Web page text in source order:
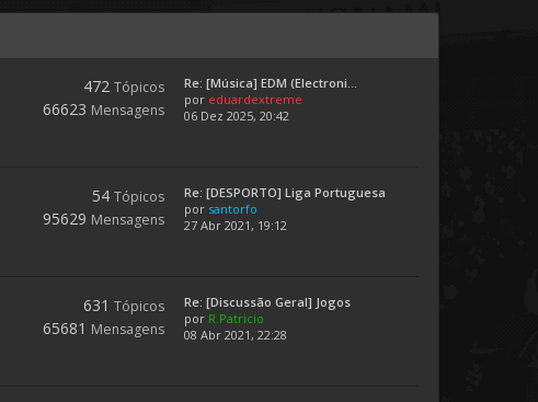
472 Tópicos
66623 Mensagens
Re: [Música] EDM (Electroni...
por eduardextreme
06 Dez 2025, 20:42
54 Tópicos
95629 Mensagens
Re: [DESPORTO] Liga Portuguesa
por santorfo
27 Abr 2021, 19:12
631 Tópicos
65681 Mensagens
Re: [Discussão Geral] Jogos
por R.Patricio
08 Abr 2021, 22:28